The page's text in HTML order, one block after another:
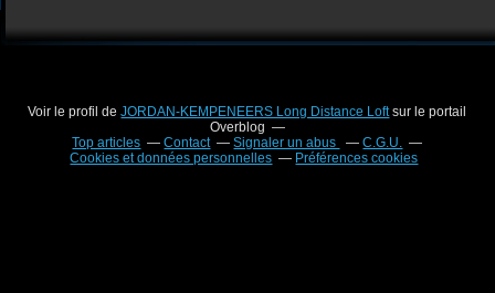
Voir le profil deJORDAN-KEMPENEERS Long Distance Loftsur le portail
Overblog
Top articles
Contact Signaler un abus
C.G.U.
Cookies et données personnelles
Préférences cookies